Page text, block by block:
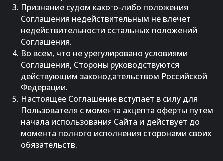
Признание судом какого-либо положения
Соглашения недействительным не влечет
недействительности остальных положений
Соглашения.
Во всем, что не урегулировано условиями
Соглашения, Стороны руководствуются
действующим законодательством Российской
Федерации.
Настоящее Соглашение вступает в силу для
Пользователя с момента акцепта оферты путем
начала использования Сайта и действует до
момента полного исполнения сторонами своих
обязательств.